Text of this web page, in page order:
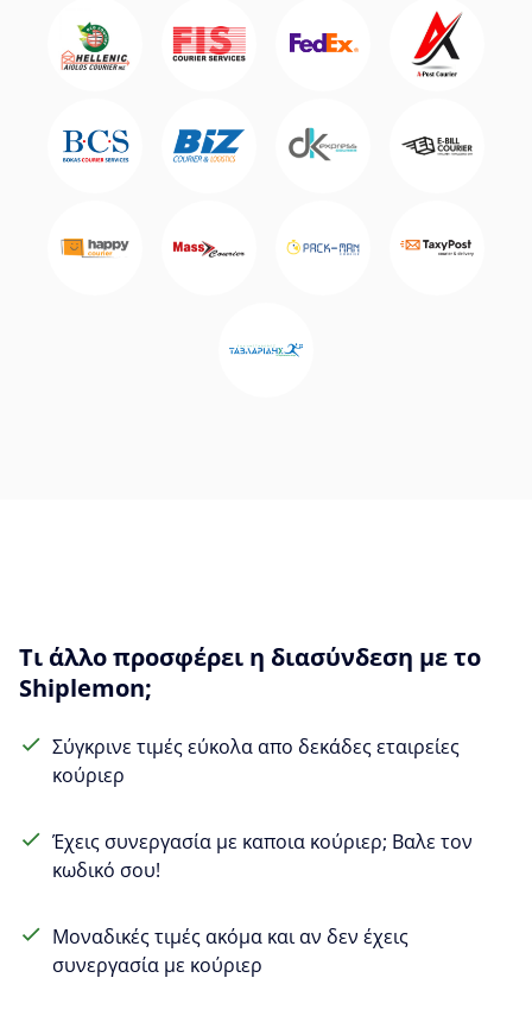
Τι άλλο προσφέρει η διασύνδεση με το
Shiplemon;
Σύγκρινε τιμές εύκολα απο δεκάδες εταιρείες
κούριερ
Έχεις συνεργασία με καποια κούριερ; Βαλε τον
κωδικό σου!
Μοναδικές τιμές ακόμα και αν δεν έχεις
συνεργασία με κούριερ